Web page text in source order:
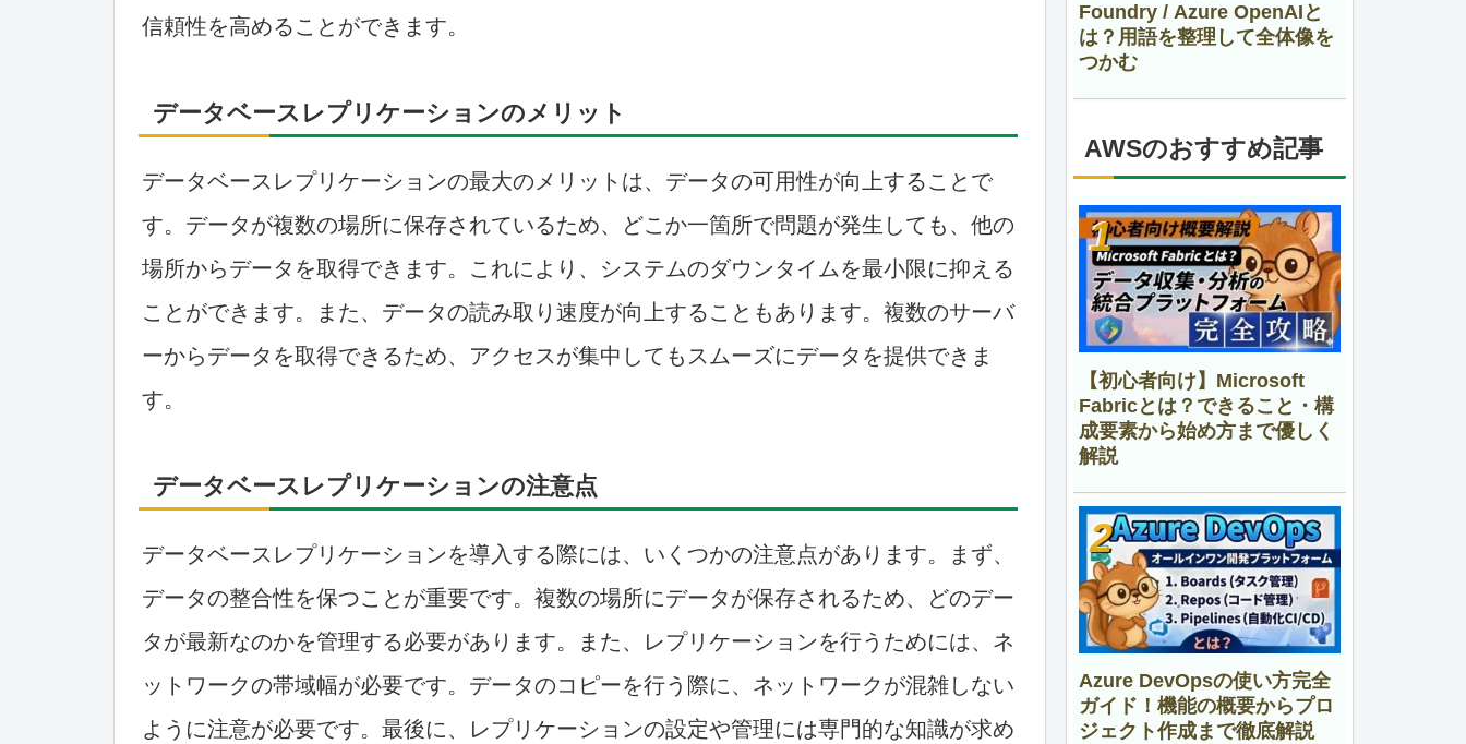
信頼性を高めることができます。
データベースレプリケーションのメリット
データベースレプリケーションの最大のメリットは、データの可用性が向上することで
す。データが複数の場所に保存されているため、どこか一箇所で問題が発生しても、他の
場所からデータを取得できます。これにより、システムのダウンタイムを最小限に抑える
ことができます。また、データの読み取り速度が向上することもあります。複数のサーバ
ーからデータを取得できるため、アクセスが集中してもスムーズにデータを提供できま
す。
データベースレプリケーションの注意点
データベースレプリケーションを導入する際には、いくつかの注意点があります。まず、
データの整合性を保つことが重要です。複数の場所にデータが保存されるため、どのデー
タが最新なのかを管理する必要があります。また、レプリケーションを行うためには、ネ
ットワークの帯域幅が必要です。データのコピーを行う際に、ネットワークが混雑しない
ように注意が必要です。最後に、レプリケーションの設定や管理には専門的な知識が求め
Foundry / Azure OpenAIと
は？用語を整理して全体像を
つかむ
AWSのおすすめ記事
【初心者向け】Microsoft
Fabricとは？できること・構
成要素から始め方まで優しく
解説
Azure DevOpsの使い方完全
ガイド！機能の概要からプロ
ジェクト作成まで徹底解説